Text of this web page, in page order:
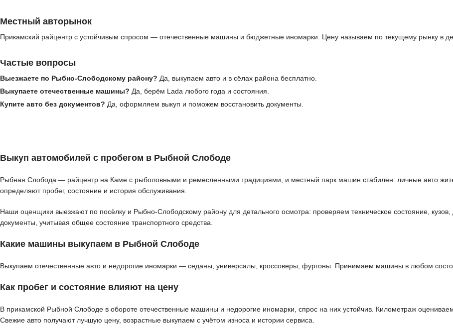
Местный авторынок
Прикамский райцентр с устойчивым спросом — отечественные машины и бюджетные иномарки. Цену называем по текущему рынку в
Частые вопросы
Выезжаете по Рыбно-Слободскому району? Да, выкупаем авто и в сёлах района бесплатно.
Выкупаете отечественные машины? Да, берём Lada любого года и состояния.
Купите авто без документов? Да, оформляем выкуп и поможем восстановить документы.
Выкуп автомобилей с пробегом в Рыбной Слободе
Рыбная Слобода — райцентр на Каме с рыболовными и ремесленными традициями, и местный парк машин стабилен: личные авто
определяют пробег, состояние и история обслуживания.
Наши оценщики выезжают по посёлку и Рыбно-Слободскому району для детального осмотра: проверяем техническое состояние, кузов,
документы, учитывая общее состояние транспортного средства.
Какие машины выкупаем в Рыбной Слободе
Выкупаем отечественные авто и недорогие иномарки — седаны, универсалы, кроссоверы, фургоны. Принимаем машины в любом
Как пробег и состояние влияют на цену
В прикамской Рыбной Слободе в обороте отечественные машины и недорогие иномарки, спрос на них устойчив. Километраж оцениваем
Свежие авто получают лучшую цену, возрастные выкупаем с учётом износа и истории сервиса.